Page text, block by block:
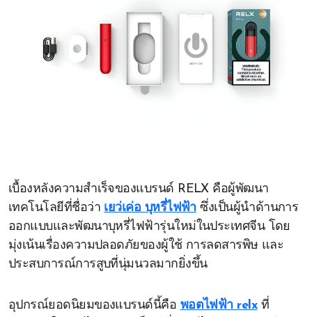
เบื้องหลังความสำเร็จของแบรนด์ RELX คือผู้พัฒนา
เทคโนโลยีที่ชื่อว่า เยว่เค่อ บุหรี่ไฟฟ้าซึ่งเป็นผู้นำด้านการ
ออกแบบและพัฒนาบุหรี่ไฟฟ้ารุ่นใหม่ในประเทศจีน โดย
มุ่งเน้นเรื่องความปลอดภัยของผู้ใช้ การลดสารพิษ และ
ประสบการณ์การสูบที่นุ่มนวลมากยิ่งขึ้น
อุปกรณ์ยอดนิยมของแบรนด์นี้คือ พอตไฟฟ้า relxที่